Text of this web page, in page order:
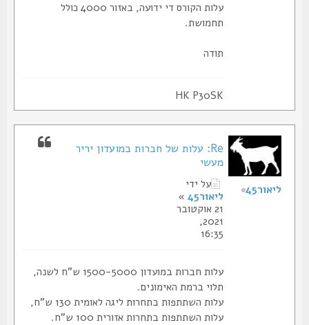
עלות הקורס די ידועה, באזור 4000 כולל
תחמושת.
HK P30SK
Re: עלות של חברות במועדון יריר
מעשי
על ידי
ליאור45
»
21 אוקטובר
2021,
16:35
עלות חברות במועדון 1500-5000 ש"ח לשנה,
תלוי ברמת האימונים.
עלות השתתפות בתחרות ליגה לאומית 130 ש"ח,
עלות השתתפות בתחרות אזורית 100 ש"ח.
ליאור45